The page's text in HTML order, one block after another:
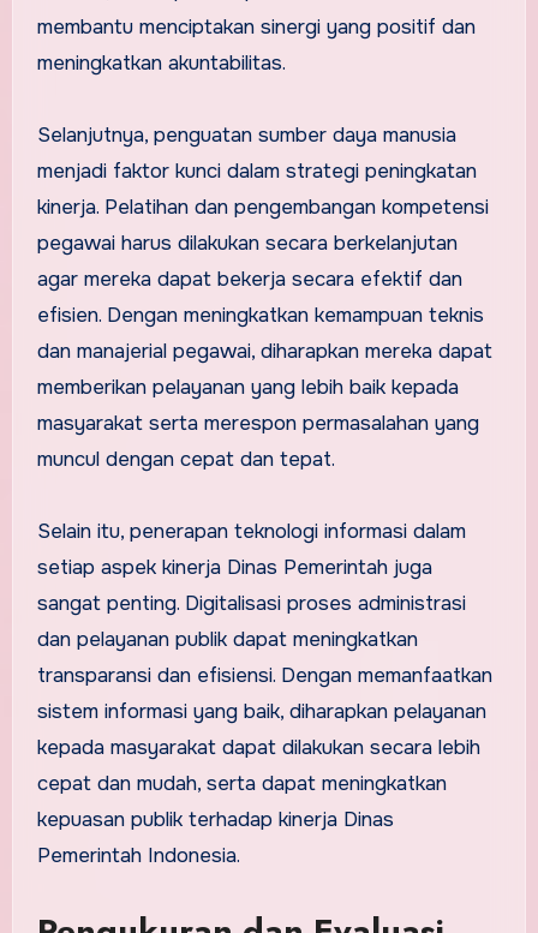
membantu menciptakan sinergi yang positif dan
meningkatkan akuntabilitas.
Selanjutnya, penguatan sumber daya manusia
menjadi faktor kunci dalam strategi peningkatan
kinerja. Pelatihan dan pengembangan kompetensi
pegawai harus dilakukan secara berkelanjutan
agar mereka dapat bekerja secara efektif dan
efisien. Dengan meningkatkan kemampuan teknis
dan manajerial pegawai, diharapkan mereka dapat
memberikan pelayanan yang lebih baik kepada
masyarakat serta merespon permasalahan yang
muncul dengan cepat dan tepat.
Selain itu, penerapan teknologi informasi dalam
setiap aspek kinerja Dinas Pemerintah juga
sangat penting. Digitalisasi proses administrasi
dan pelayanan publik dapat meningkatkan
transparansi dan efisiensi. Dengan memanfaatkan
sistem informasi yang baik, diharapkan pelayanan
kepada masyarakat dapat dilakukan secara lebih
cepat dan mudah, serta dapat meningkatkan
kepuasan publik terhadap kinerja Dinas
Pemerintah Indonesia.